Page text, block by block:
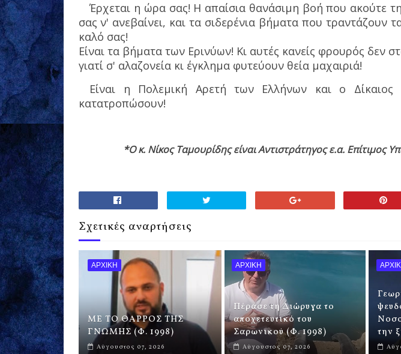
Έρχεται η ώρα σας! Η απαίσια θανάσιμη βοή που ακούτε
σας ν' ανεβαίνει, και τα σιδερένια βήματα που τραντάζουν
καλό σας!
Είναι τα βήματα των Ερινύων! Κι αυτές κανείς φρουρός δεν
γιατί σ' αλαζονεία κι έγκλημα φυτεύουν θεία μαχαιριά!
Είναι η Πολεμική Αρετή των Ελλήνων και ο
κατατροπώσουν!
*Ο κ. Νίκος Ταμουρίδης είναι Αντιστράτηγος ε.α. Επίτιμος
Σχετικές αναρτήσεις
ΑΡΧΙΚΗ
ΜΕ ΤΟ ΘΑΡΡΟΣ ΤΗΣ
ΓΝΩΜΗΣ (Φ. 1998)
Αύγουστος 07, 2026
ΑΡΧΙΚΗ
Πέρασε τη Διώρυγα το
αποχετευτικό του
Σαρωνικού (Φ. 1998)
Αύγουστος 07, 2026
την